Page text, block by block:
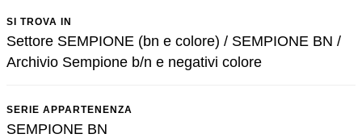
SI TROVA IN
Settore SEMPIONE (bn e colore) / SEMPIONE BN /
Archivio Sempione b/n e negativi colore
SERIE APPARTENENZA
SEMPIONE BN